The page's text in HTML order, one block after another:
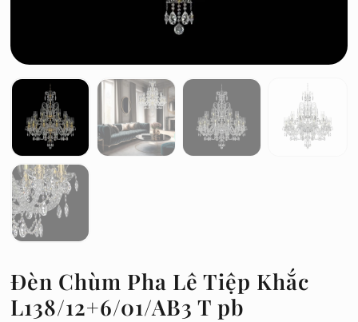
Đèn Chùm Pha Lê Tiệp Khắc
L138/12+6/01/AB3 T pb